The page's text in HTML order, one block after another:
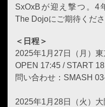
SxOxBが迎え撃つ。4
The Dojoにご期待くださ
＜日程＞
2025年1月27日（月）
OPEN 17:45 / START
問い合わせ：SMASH
2025年1月28日（火）